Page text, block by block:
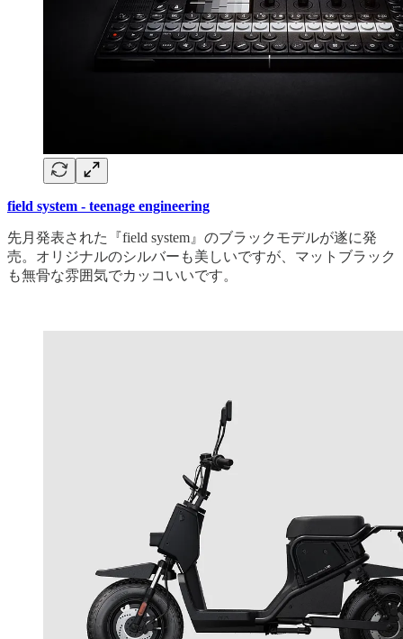
field system - teenage engineering
先月発表された『field system』のブラックモデルが遂に発
売。オリジナルのシルバーも美しいですが、マットブラック
も無骨な雰囲気でカッコいいです。